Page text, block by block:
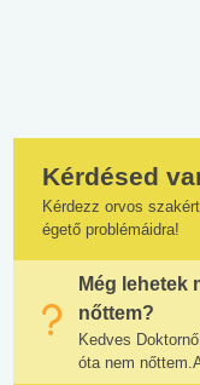
Kérdésed
Kérdezz orvos
égető problémáidra!
Még lehetek
nőttem?
Kedves
óta nem